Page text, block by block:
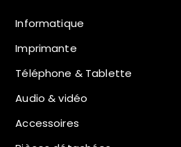
Informatique
Imprimante
Téléphone & Tablette
Audio & vidéo
Accessoires